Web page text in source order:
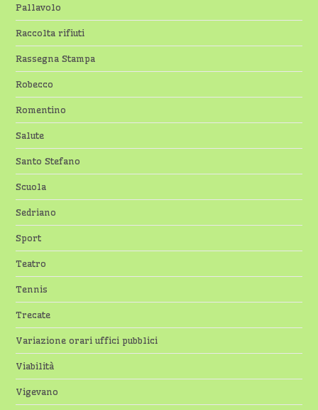
Pallavolo
Raccolta rifiuti
Rassegna Stampa
Robecco
Romentino
Salute
Santo Stefano
Scuola
Sedriano
Sport
Teatro
Tennis
Trecate
Variazione orari uffici pubblici
Viabilità
Vigevano